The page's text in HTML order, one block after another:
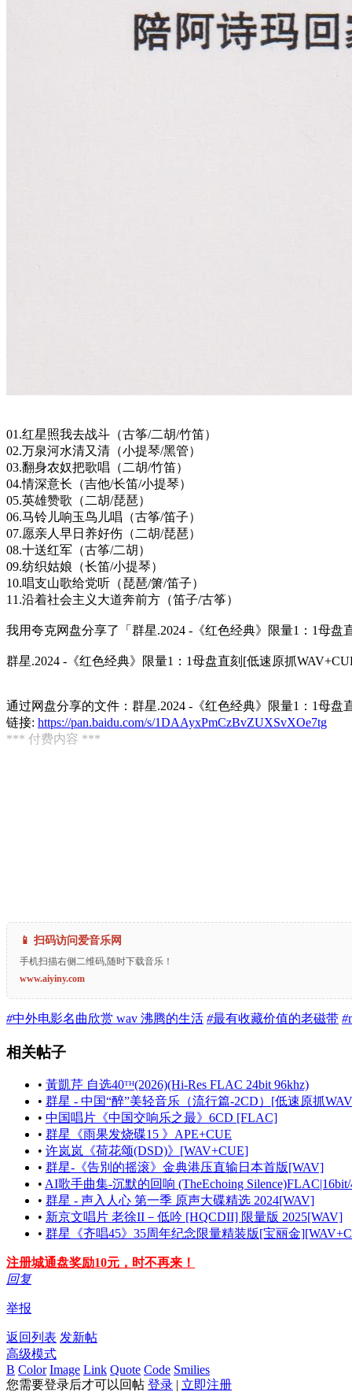
01.红星照我去战斗（古筝/二胡/竹笛）
02.万泉河水清又清（小提琴/黑管）
03.翻身农奴把歌唱（二胡/竹笛）
04.情深意长（吉他/长笛/小提琴）
05.英雄赞歌（二胡/琵琶）
06.马铃儿响玉鸟儿唱（古筝/笛子）
07.愿亲人早日养好伤（二胡/琵琶）
08.十送红军（古筝/二胡）
09.纺织姑娘（长笛/小提琴）
10.唱支山歌给党听（琵琶/箫/笛子）
11.沿着社会主义大道奔前方（笛子/古筝）
我用夸克网盘分享了「群星.2024 -《红色经典》限量1：1母盘
群星.2024 -《红色经典》限量1：1母盘直刻[低速原抓
通过网盘分享的文件：群星.2024 -《红色经典》限量1：1母盘
链接: https://pan.baidu.com/s/1DAAyxPmCzBvZUXSvXOe7tg
*** 付费内容 ***
📱 扫码访问爱音乐网
手机扫描右侧二维码,随时下载音乐！
www.aiyiny.com
#中外电影名曲欣赏 wav 沸腾的生活 #最有收藏价值的老磁带 #
相关帖子
• 黃凱芹 自选40ᵀᴴ(2026)(Hi-Res FLAC 24bit 96khz)
• 群星 - 中国“醉”美轻音乐（流行篇-2CD）[低速原抓
• 中国唱片《中国交响乐之最》6CD [FLAC]
• 群星《雨果发烧碟15 》APE+CUE
• 许岚岚《荷花颂(DSD)》[WAV+CUE]
• 群星-《告別的摇滚》金典港压直输日本首版[WAV]
• AI歌手曲集-沉默的回响 (TheEchoing Silence)FLAC|16bit/
• 群星 - 声入人心 第一季 原声大碟精选 2024[WAV]
• 新京文唱片 老徐II－低吟 [HQCDII] 限量版 2025[WAV]
• 群星《齐唱45》35周年纪念限量精装版[宝丽金
注册城通盘奖励10元，时不再来！
回复
举报
返回列表 发新帖
高级模式
B Color Image Link Quote Code Smilies
您需要登录后才可以回帖 登录 | 立即注册